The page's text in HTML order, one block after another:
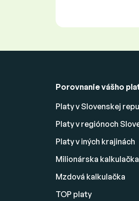
Porovnanie vášho
Platy v Slovenskej
Platy v regiónoch
Platy v iných krajinách
Milionárska kalkulačka
Mzdová kalkulačka
TOP platy